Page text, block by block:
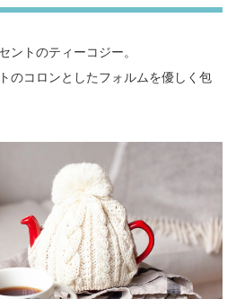
ントのティーコジー。
のコロンとしたフォルムを優しく包